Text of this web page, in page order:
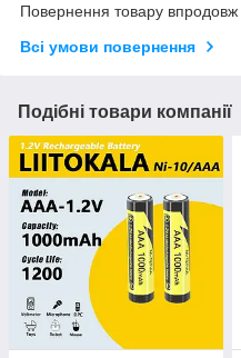
Повернення товару впродовж
Всі умови повернення
Подібні товари компанії